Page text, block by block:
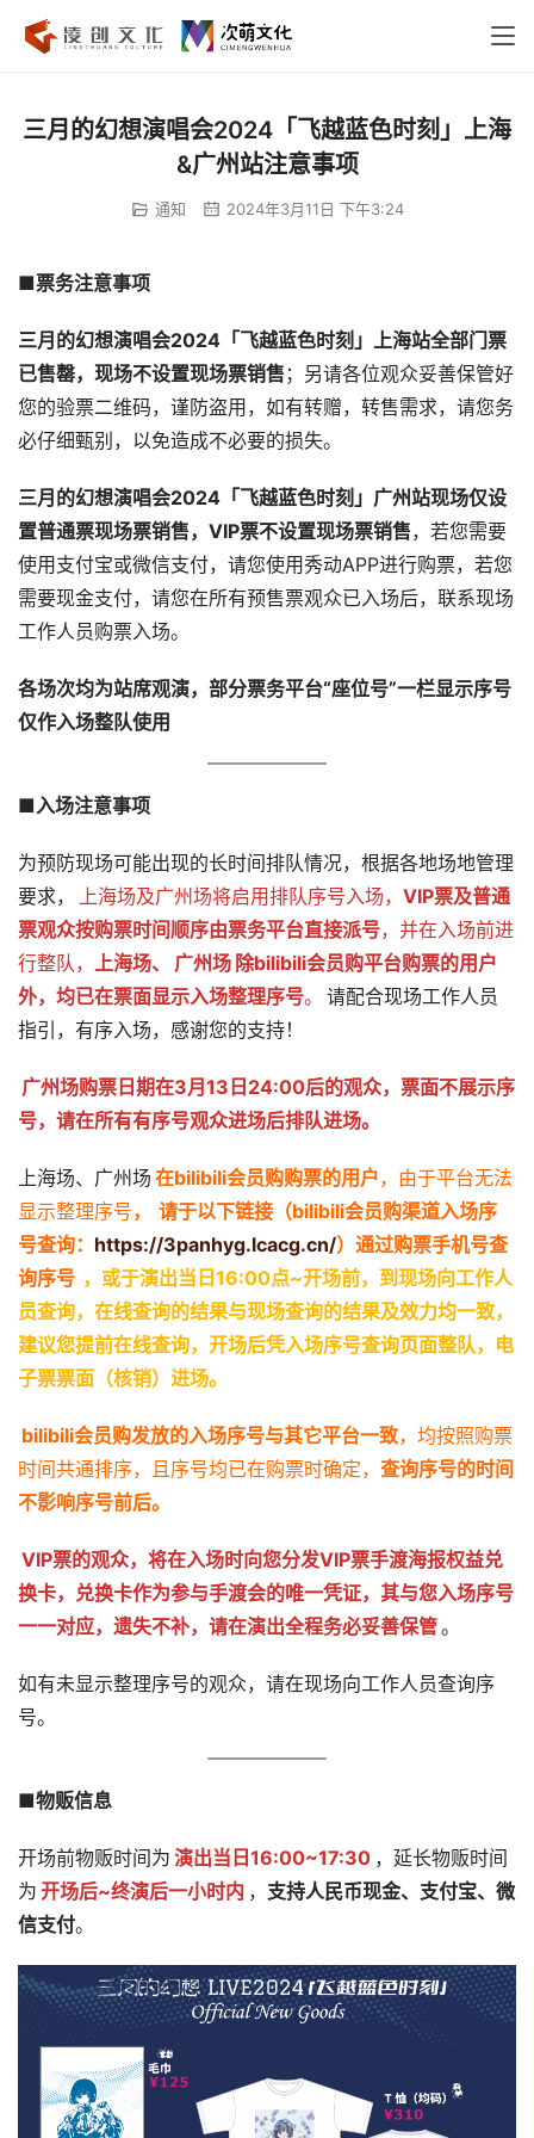
三月的幻想演唱会2024「飞越蓝色时刻」上海
&广州站注意事项
通知 2024年3月11日 下午3:24
■票务注意事项
三月的幻想演唱会2024「飞越蓝色时刻」上海站全部门票
已售罄，现场不设置现场票销售 ；另请各位观众妥善保管好
您的验票二维码，谨防盗用，如有转赠，转售需求，请您务
必仔细甄别，以免造成不必要的损失。
三月的幻想演唱会2024「飞越蓝色时刻」广州站现场仅设
置普通票现场票销售，VIP票不设置现场票销售，若您需要
使用支付宝或微信支付，请您使用秀动APP进行购票，若您
需要现金支付，请您在所有预售票观众已入场后，联系现场
工作人员购票入场。
各场次均为站席观演，部分票务平台“座位号”一栏显示序号
仅作入场整队使用
■入场注意事项
为预防现场可能出现的长时间排队情况，根据各地场地管理
要求，
上海场及广州场将启用排队序号入场，VIP票及普通
票观众按购票时间顺序由票务平台直接派号，并在入场前进
行整队， 上海场、 广州场 除bilibili会员购平台购票的用户
外，均已在票面显示入场整理序号。
请配合现场工作人员
指引，有序入场，感谢您的支持！
广州场购票日期在3月13日24:00后的观众，票面不展示序
号，请在所有有序号观众进场后排队进场。
上海场、广州场 在bilibili会员购购票的用户，由于平台无法
显示整理序号，
请于以下链接（bilibili会员购渠道入场序
号查询： https://3panhyg.lcacg.cn/）通过购票手机号查
询序号 ，或于演出当日16:00点~开场前，到现场向工作人
员查询，在线查询的结果与现场查询的结果及效力均一致，
建议您提前在线查询，开场后凭入场序号查询页面整队，电
子票票面（核销）进场。
bilibili会员购发放的入场序号与其它平台一致，均按照购票
时间共通排序，且序号均已在购票时确定， 查询序号的时间
不影响序号前后。
VIP票的观众，将在入场时向您分发VIP票手渡海报权益兑
换卡，兑换卡作为参与手渡会的唯一凭证，其与您入场序号
一一对应，遗失不补，请在演出全程务必妥善保管。
如有未显示整理序号的观众，请在现场向工作人员查询序
号。
■物贩信息
开场前物贩时间为 演出当日16:00~17:30 ，延长物贩时间
为 开场后~终演后一小时内 ， 支持人民币现金、支付宝、微
信支付。